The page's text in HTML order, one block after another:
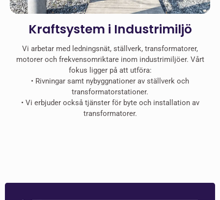
Kraftsystem i Industrimiljö
Vi arbetar med ledningsnät, ställverk, transformatorer,
motorer och frekvensomriktare inom industrimiljöer. Vårt
fokus ligger på att utföra:
•⁠ ⁠Rivningar samt nybyggnationer av ställverk och
transformatorstationer.
•⁠ ⁠⁠Vi erbjuder också tjänster för byte och installation av
transformatorer.